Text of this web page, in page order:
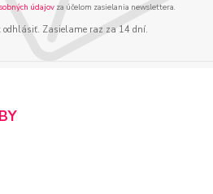
údajov za účelom zasielania newslettera.
odhlásiť. Zasielame raz za 14 dní.